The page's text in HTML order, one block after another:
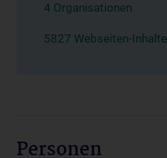
4 Organisationen
5827 Webseiten-Inhalte
Personen